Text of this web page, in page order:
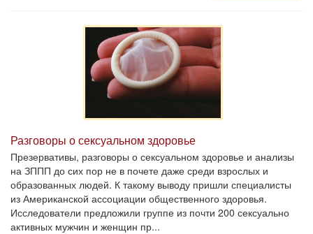
Разговоры о сексуальном здоровье
Презервативы, разговоры о сексуальном здоровье и анализы
на ЗППП до сих пор не в почете даже среди взрослых и
образованных людей. К такому выводу пришли специалисты
из Американской ассоциации общественного здоровья.
Исследователи предложили группе из почти 200 сексуально
активных мужчин и женщин пр...